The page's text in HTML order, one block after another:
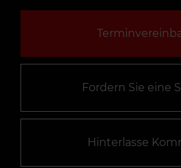
Fordern Sie eine
Hinterlasse